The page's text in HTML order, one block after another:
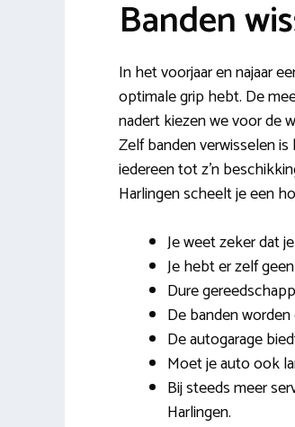
Banden
In het voorjaar en najaar
optimale grip hebt. De
nadert kiezen we voor de
Zelf banden verwisselen
iedereen tot z’n
Harlingen scheelt je een
Je weet zeker dat
Je hebt er zelf
Dure
De banden
De autogarage
Moet je auto ook
Bij steeds meer
Harlingen.